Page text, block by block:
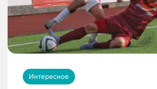
Интересное